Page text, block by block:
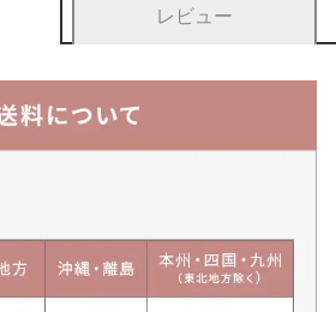
レビュー